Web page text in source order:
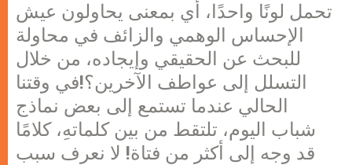
تحمل لونًا واحدًا، أي بمعنى يحاولون عيش
الإحساس الوهمي والزائف في محاولة
للبحث عن الحقيقي وإيجاده، من خلال
التسلل إلى عواطف الآخرين؟!في وقتنا
الحالي عندما تستمع إلى بعض نماذج
شباب اليوم، تلتقط من بين كلماتهِ، كلامًا
قد وجه إلى أكثر من فتاة! لا نعرف سبب